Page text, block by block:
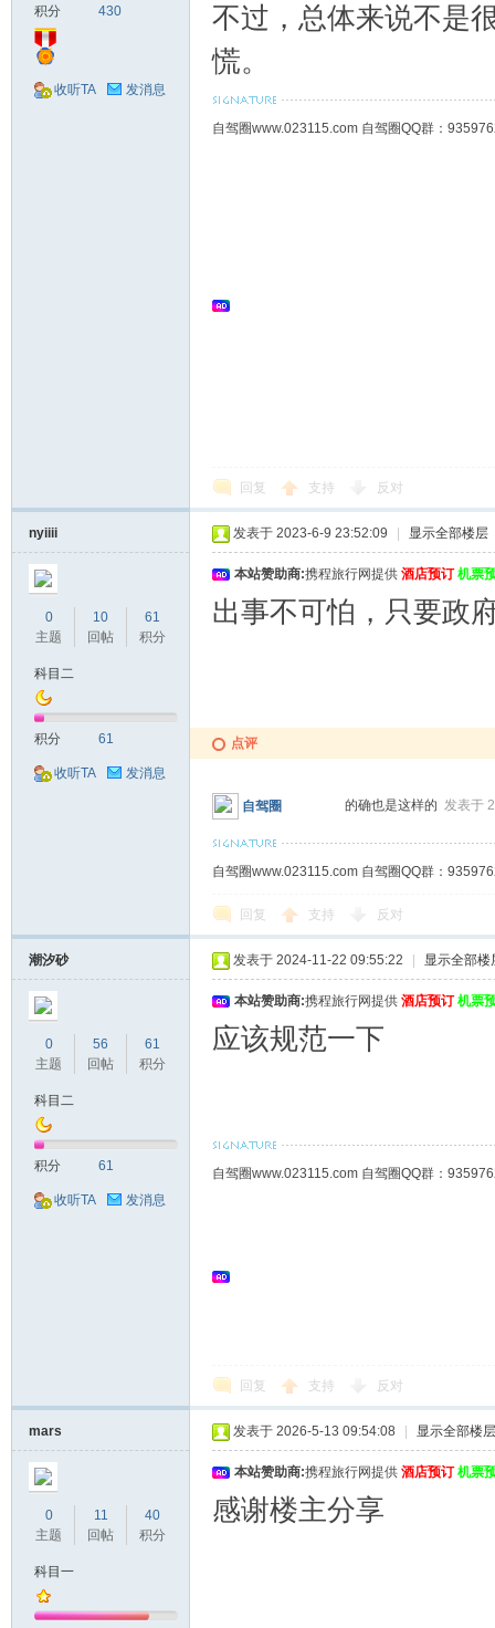
积分 430
收听TA 发消息
不过，总体来说不是
慌。
自驾圈www.023115.com 自驾圈QQ群：
回复 支持 反对
nyiiii
0
主题
10
回帖
61
积分
科目二
积分 61
收听TA 发消息
发表于 2023-6-9 23:52:09 显示全部楼层
本站赞助商:携程旅行网提供 酒店预订 机票
出事不可怕，只要政
点评
自驾圈 的确也是这样的 发表于
自驾圈www.023115.com 自驾圈QQ群：
回复 支持 反对
潮汐砂
0
主题
56
回帖
61
积分
科目二
积分 61
收听TA 发消息
发表于 2024-11-22 09:55:22 显示全部楼
本站赞助商:携程旅行网提供 酒店预订 机票
应该规范一下
自驾圈www.023115.com 自驾圈QQ群：
回复 支持 反对
mars
0
主题
11
回帖
40
积分
科目一
发表于 2026-5-13 09:54:08 显示全部楼层
本站赞助商:携程旅行网提供 酒店预订 机票
感谢楼主分享